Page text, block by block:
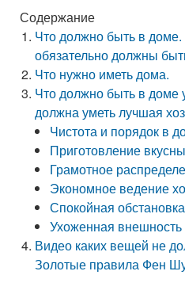
Содержание
Что должно быть в
обязательно должны
Что нужно иметь дома.
Что должно быть в доме
должна уметь лучшая
Чистота и порядок в
Приготовление
Грамотное
Экономное ведение
Спокойная
Ухоженная внешность
Видео каких вещей не
Золотые правила Фен